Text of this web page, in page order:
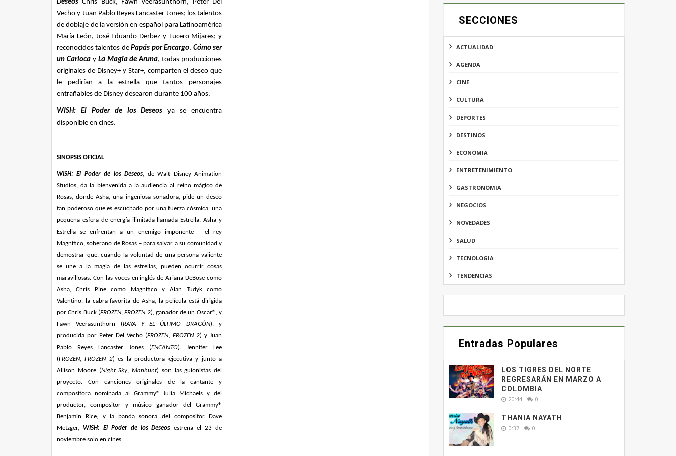
DeseosChris Buck, Fawn Veerasunthorn, Peter Del
Vecho y Juan Pablo Reyes Lancaster Jones; los talentos
de doblaje de la versión en español para Latinoamérica
María León, José Eduardo Derbez y Lucero Mijares; y
reconocidos talentos dePapás por Encargo, Cómo ser
un Cariocay La Magia de Aruna, todas producciones
originales de Disney+ y Star+, comparten el deseo que
le pedirían a la estrella que tantos personajes
entrañables de Disney desearon durante 100 años.
WISH: El Poder de los Deseos ya se encuentra
disponible en cines.
SINOPSIS OFICIAL
WISH: El Poder de los Deseos, de Walt Disney Animation
Studios, da la bienvenida a la audiencia al reino mágico de
Rosas, donde Asha, una ingeniosa soñadora, pide un deseo
tan poderoso que es escuchado por una fuerza cósmica: una
pequeña esfera de energía ilimitada llamada Estrella. Asha y
Estrella se enfrentan a un enemigo imponente – el rey
Magnífico, soberano de Rosas – para salvar a su comunidad y
demostrar que, cuando la voluntad de una persona valiente
se une a la magia de las estrellas, pueden ocurrir cosas
maravillosas. Con las voces en inglés de Ariana DeBose como
Asha, Chris Pine como Magnífico y Alan Tudyk como
Valentino, la cabra favorita de Asha, la película está dirigida
por Chris Buck (FROZEN,FROZEN 2), ganador de un Oscar®, y
Fawn Veerasunthorn (RAYA Y EL ÚLTIMO DRAGÓN), y
producida por Peter Del Vecho (FROZEN, FROZEN 2) y Juan
Pablo Reyes
Lancaster Jones(ENCANTO). Jennifer Lee
(FROZEN,FROZEN 2) es la productora ejecutiva y junto a
Allison Moore (Night Sky, Manhunt) son las guionistas del
proyecto. Con canciones originales de la cantante y
compositora nominada al Grammy® Julia Michaels y del
productor, compositor y músico ganador del Grammy®
Benjamin Rice; y la banda sonora del compositor Dave
Metzger, WISH: El Poder de los Deseos estrena el 23 de
noviembre solo en cines.
SECCIONES
ACTUALIDAD
AGENDA
CINE
CULTURA
DEPORTES
DESTINOS
ECONOMIA
ENTRETENIMIENTO
GASTRONOMIA
NEGOCIOS
NOVEDADES
SALUD
TECNOLOGIA
TENDENCIAS
Entradas Populares
LOS TIGRES DEL NORTE
REGRESARÁN EN MARZO A
COLOMBIA
20:44 0
THANIA NAYATH
0:37 0